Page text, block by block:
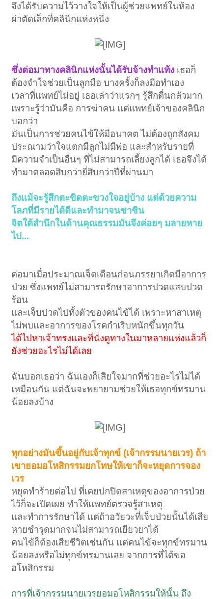
จึงได้รับความไว้วางใจให้เป็นผู้ช่วยแพทย์ในห้อง
ผ่าตัดเล็กที่คลินิกแห่งหนึ่ง
ซึ่งต่อมาทางคลินิกแห่งนั้นได้รับจ้างทำแท้ง เธอก็
ต้องจำใจช่วยเป็นลูกมือ บางครั้งก็ลงมือทำเอง
เวลาที่แพทย์ไม่อยู่ เธอเล่าว่าแรกๆ รู้สึกตื่นกลัวมาก
เพราะรู้ว่ามันคือ การฆ่าคน แต่แพทย์เจ้าของคลินิก
บอกว่า
มันเป็นการช่วยคนไข้ให้มีอนาคต ไม่ต้องถูกสังคม
ประณามว่าใจแตกมีลูกไม่มีพ่อ และสำหรับรายที่
มีความจำเป็นอื่นๆ ที่ไม่สามารถเลี้ยงลูกได้ เธอจึงได้
ทำมาตลอดสิบกว่ายี่สิบกว่าปีที่ผ่านมา
ถึงแม้จะรู้สึกตะขิดตะขวงใจอยู่บ้าง แต่ด้วยความ
โลภที่มีรายได้ดีและทำมาจนชาชิน
จิตใต้สำนึกในด้านคุณธรรมมันจึงค่อยๆ มลายหาย
ไป...
ต่อมาเมื่อประมาณเจ็ดเดือนก่อนภรรยาเกิดมีอาการ
ป่วย ซึ่งแพทย์ไม่สามารถรักษาอาการปวดแสบปวด
ร้อน
และเจ็บปวดไปทั้งตัวของคนไข้ได้ เพราะหาสาเหตุ
ไม่พบและอาการของโรคกำเริบหนักขึ้นทุกวัน
ได้ไปหาเจ้าทรงและที่นั่งดูทางในมาหลายแห่งแล้วก็
ยังช่วยอะไรไม่ได้เลย
ฉันบอกเธอว่า ฉันเองก็เสียใจมากที่ช่วยอะไรไม่ได้
เหมือนกัน แต่ฉันจะพยายามช่วยให้เธอทุกข์ทรมาน
น้อยลงบ้าง
ทุกอย่างมันขึ้นอยู่กับเจ้าทุกข์ (เจ้ากรรมนายเวร) ถ้า
เขายอมอโหสิกรรมยกโทษให้เขาก็จะหยุดการจอง
เวร
หยุดทำร้ายต่อไป ที่เคยปกปิดสาเหตุของอาการป่วย
ไว้ก็จะเปิดเผย ทำให้แพทย์ตรวจรู้สาเหตุ
และทำการรักษาได้ แต่ถ้าอวัยวะที่เจ็บป่วยนั้นได้เสีย
หายชำรุดมากจนไม่สามารถเยียวยาได้
คนไข้ก็ต้องเสียชีวิตเช่นกัน แต่คนไข้จะทุกข์ทรมาน
น้อยลงหรือไม่ทุกข์ทรมานเลย จากการที่ได้ขอ
อโหสิกรรม
การที่เจ้ากรรมนายเวรยอมอโหสิกรรมให้นั้น ถึง